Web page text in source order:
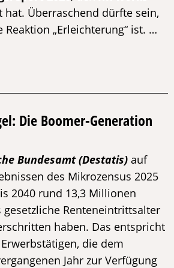
Überraschend dürfte sein,
Reaktion „Erleichterung“ ist. …
Die Boomer-Generation
Bundesamt (Destatis) auf
des Mikrozensus 2025
2040 rund 13,3 Millionen
gesetzliche Renteneintrittsalter
haben. Das entspricht
die dem
Jahr zur Verfügung